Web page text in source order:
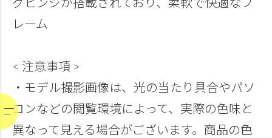
レーム
< 注意事項 >
・モデル撮影画像は、光の当たり具合やパソ
コンなどの閲覧環境によって、実際の色味と
異なって見える場合がございます。商品の色